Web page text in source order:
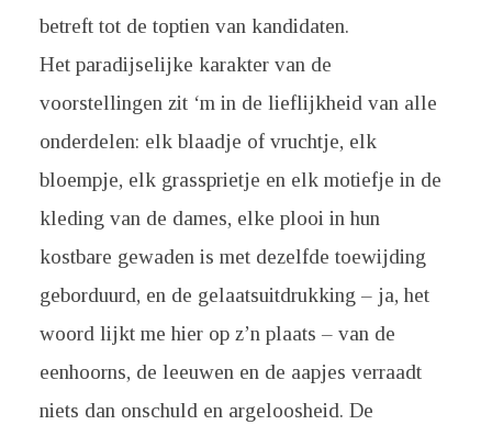
betreft tot de toptien van kandidaten.
Het paradijselijke karakter van de
voorstellingen zit ‘m in de lieflijkheid van alle
onderdelen: elk blaadje of vruchtje, elk
bloempje, elk grassprietje en elk motiefje in de
kleding van de dames, elke plooi in hun
kostbare gewaden is met dezelfde toewijding
geborduurd, en de gelaatsuitdrukking – ja, het
woord lijkt me hier op z’n plaats – van de
eenhoorns, de leeuwen en de aapjes verraadt
niets dan onschuld en argeloosheid. De